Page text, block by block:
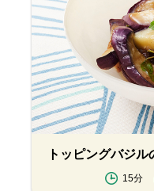
トッピングバジ
15分